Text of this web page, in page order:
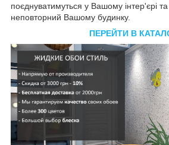
поєднуватимуться у Вашому інтер'єрі
неповторний Вашому будинку.
ПЕРЕЙТИ В